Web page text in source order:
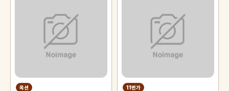
옥션 11번가